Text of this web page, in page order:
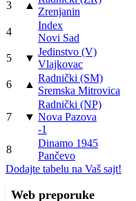
3 ▲
Zrenjanin
4
Index
Novi Sad
5 ▼
Jedinstvo (V)
Vlajkovac
6 ▲
Radnički (SM)
Sremska Mitrovica
7 ▼
Radnički (NP)
Nova Pazova
-1
8
Dinamo 1945
Pančevo
Dodajte tabelu na Vaš sajt!
Web preporuke